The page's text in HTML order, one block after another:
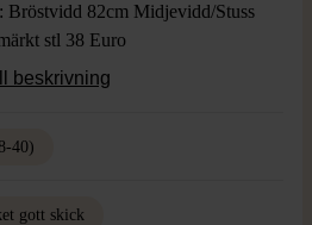
Bröstvidd 82cm Midjevidd/Stuss
stl 38 Euro
Vit
Detaljer i Lammskinn
beskrivning
40)
gott skick